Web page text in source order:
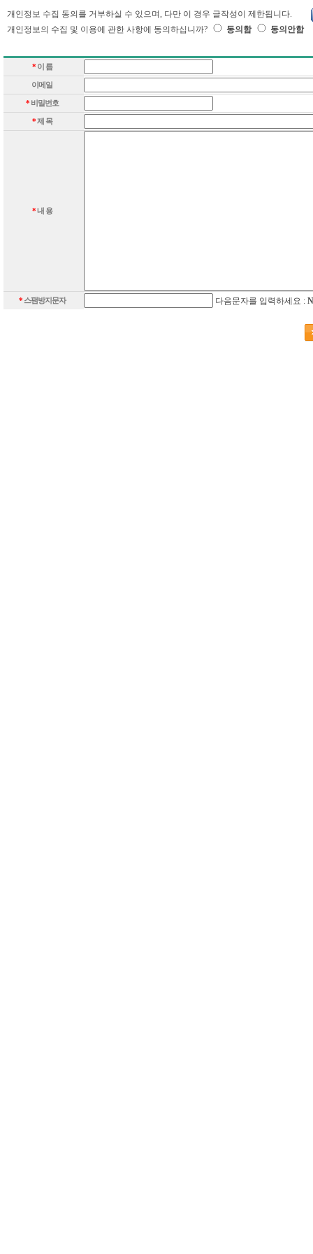
개인정보 수집 동의를 거부하실 수 있으며, 다만 이 경우 글작성이 제한됩니다.
개인정보의 수집 및 이용에 관한 사항에 동의하십니까?
동의함 동의안함
*이 름
이메일
*비밀번호
*제 목
*내 용
*스팸방지문자 다음문자를 입력하세요 :